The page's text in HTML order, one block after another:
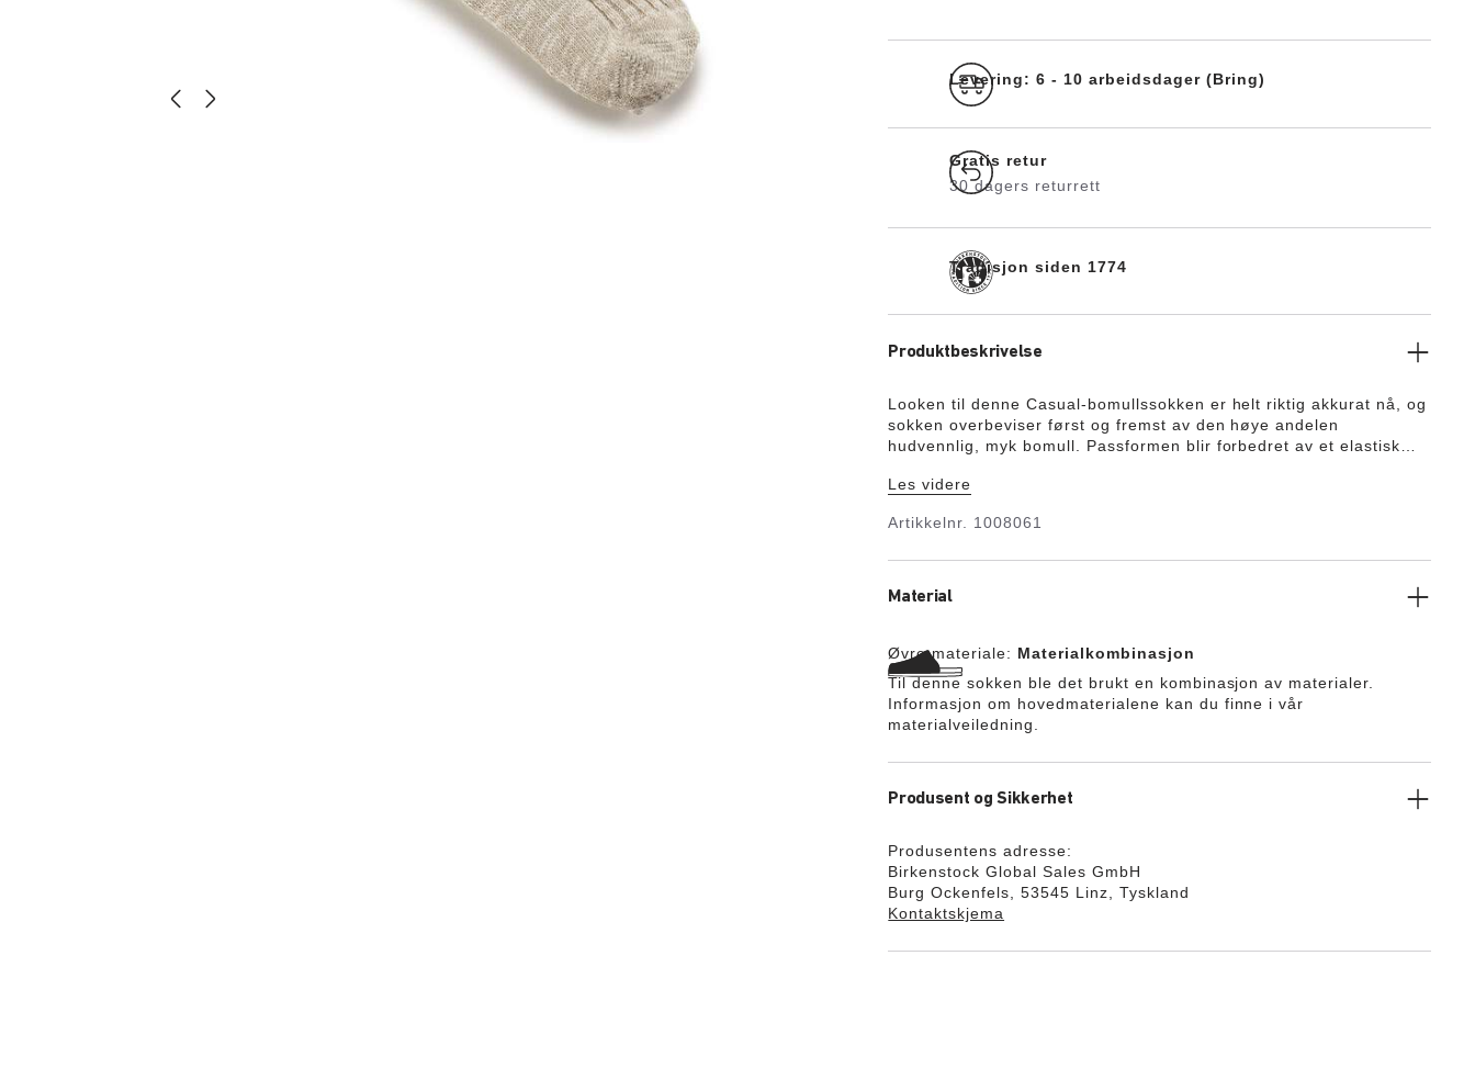
Levering: 6 - 10 arbeidsdager (Bring)
Gratis retur
30 dagers returrett
Tradisjon siden 1774
Produktbeskrivelse
Looken til denne Casual-bomullssokken er helt riktig akkurat nå, og
sokken overbeviser først og fremst av den høye andelen
hudvennlig, myk bomull. Passformen blir forbedret av et elastisk
den behagelig å bruke over lengre tid, noe som forlenger
Les videre
Artikkelnr. 1008061
Material
Øvre materiale: Materialkombinasjon
Til denne sokken ble det brukt en kombinasjon av materialer.
Informasjon om hovedmaterialene kan du finne i vår
materialveiledning.
Produsent og Sikkerhet
Produsentens adresse:
Birkenstock Global Sales GmbH
Burg Ockenfels, 53545 Linz, Tyskland
Kontaktskjema